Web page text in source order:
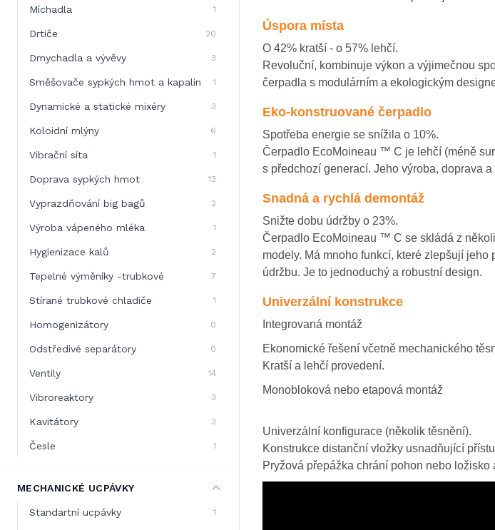
Míchadla 1
Drtiče 20
Dmychadla a vývěvy 3
Směšovače sypkých hmot a kapalin 1
Dynamické a statické mixéry 3
Koloidní mlýny 6
Vibrační síta 1
Doprava sypkých hmot 13
Vyprazdňování big bagů 2
Výroba vápeného mléka 1
Hygienizace kalů 2
Tepelné výměníky -trubkové 7
Stírané trubkové chladiče 1
Homogenizátory 0
Odstředivé separátory 0
Ventily 14
Vibroreaktory 3
Kavitátory 3
Česle 1
MECHANICKÉ UCPÁVKY
Standartní ucpávky 1
Úspora místa
O 42% kratší - o 57% lehčí.
Revoluční, kombinuje výkon a výjimečnou
čerpadla s modulárním a ekologickým
Eko-konstruované čerpadlo
Spotřeba energie se snížila o 10%.
Čerpadlo EcoMoineau ™ C je lehčí (méně
s předchozí generací. Jeho výroba, doprava
Snadná a rychlá demontáž
Snižte dobu údržby o 23%.
Čerpadlo EcoMoineau ™ C se skládá z
modely. Má mnoho funkcí, které zlepšují
údržbu. Je to jednoduchý a robustní design.
Univerzální konstrukce
Integrovaná montáž
Ekonomické řešení včetně mechanického
Kratší a lehčí provedení.
Monobloková nebo etapová montáž
Univerzální konfigurace (několik těsnění).
Konstrukce distanční vložky usnadňující
Pryžová přepážka chrání pohon nebo ložisko